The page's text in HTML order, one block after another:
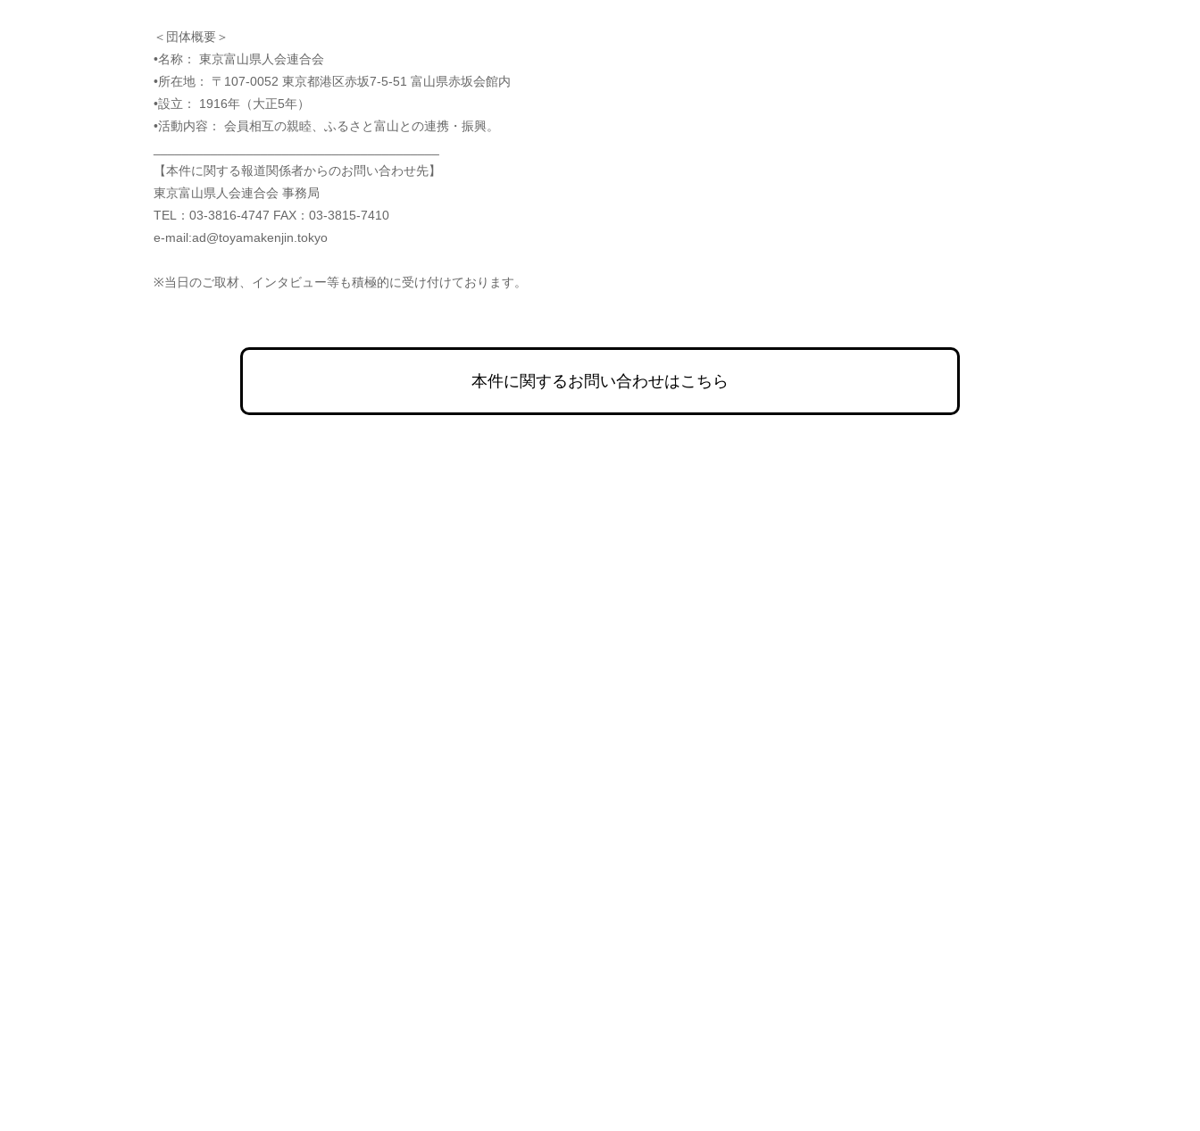
＜団体概要＞
•名称： 東京富山県人会連合会
•所在地： 〒107-0052 東京都港区赤坂7-5-51 富山県赤坂会館内
•設立： 1916年（大正5年）
•活動内容： 会員相互の親睦、ふるさと富山との連携・振興。
【本件に関する報道関係者からのお問い合わせ先】
東京富山県人会連合会 事務局
TEL：03-3816-4747 FAX：03-3815-7410
e-mail:ad@toyamakenjin.tokyo
※当日のご取材、インタビュー等も積極的に受け付けております。
本件に関するお問い合わせはこちら